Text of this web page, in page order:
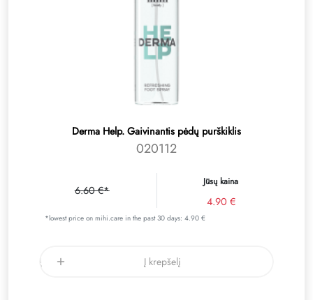
Derma Help. Gaivinantis pėdų purškiklis
020112
6.60 €*
Jūsų kaina
4.90 €
*lowest price on mihi.care in the past 30 days: 4.90 €
Į krepšelį